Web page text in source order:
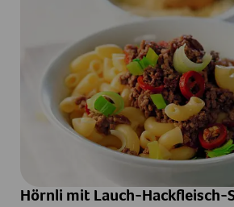
Hörnli mit Lauch-Hackfleisch-